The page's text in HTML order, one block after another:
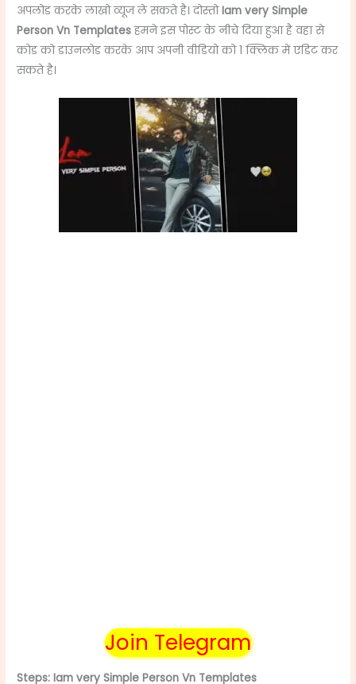
अपलोड करके लाखो व्यूज ले सकते है। दोस्तोIam very Simple
Person Vn Templatesहमने इस पोस्ट के नीचे दिया हुआ है वहा से
कोड को डाउनलोड करके आप अपनी वीडियो को 1 क्लिक में एडिट कर
सकते है।
Join Telegram
Steps: Iam very Simple Person Vn Templates